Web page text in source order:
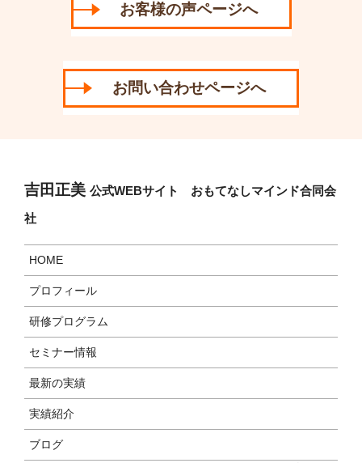
お客様の声ページへ
お問い合わせページへ
吉田正美 公式WEBサイト おもてなしマインド合同会
社
HOME
プロフィール
研修プログラム
セミナー情報
最新の実績
実績紹介
ブログ